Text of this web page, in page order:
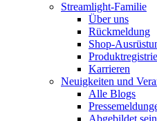
Streamlight-Familie
Über uns
Rückmeldung
Shop-
Karrieren
Neuigkeiten und
Alle Blogs